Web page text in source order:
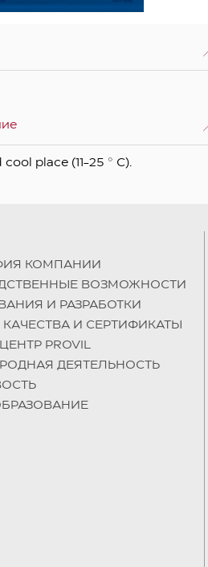
place (11-25 ° C).
КОМПАНИИ
ВОЗМОЖНОСТИ
И РАЗРАБОТКИ
КАЧЕСТВА И СЕРТИФИКАТЫ
PROVIL
ДЕЯТЕЛЬНОСТЬ